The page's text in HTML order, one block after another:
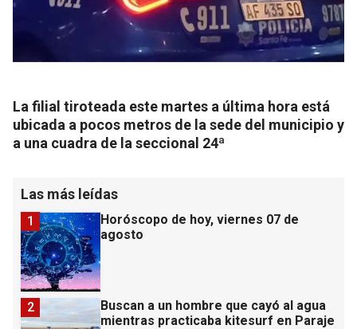
La filial tiroteada este martes a última hora está
ubicada a pocos metros de la sede del municipio y
a una cuadra de la seccional 24ª
Las más leídas
Horóscopo de hoy, viernes 07 de
agosto
1
Buscan a un hombre que cayó al agua
mientras practicaba kitesurf en Paraje
2